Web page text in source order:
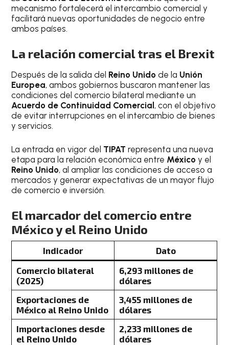
mecanismo fortalecerá el intercambio comercial y
facilitará nuevas oportunidades de negocio entre
ambos países.
La relación comercial tras el Brexit
Después de la salida del Reino Unido de la Unión
Europea, ambos gobiernos buscaron mantener las
condiciones del comercio bilateral mediante un
Acuerdo de Continuidad Comercial , con el objetivo
de evitar interrupciones en el intercambio de bienes
y servicios.
La entrada en vigor del TIPAT representa una nueva
etapa para la relación económica entre México y el
Reino Unido, al ampliar las condiciones de acceso a
mercados y generar expectativas de un mayor flujo
de comercio e inversión.
El marcador del comercio entre
México y el Reino Unido
Indicador
Dato
Comercio bilateral
(2025)
6,293 millones de
dólares
Exportaciones de
México al Reino Unido
3,455 millones de
dólares
Importaciones desde
el Reino Unido
2,233 millones de
dólares